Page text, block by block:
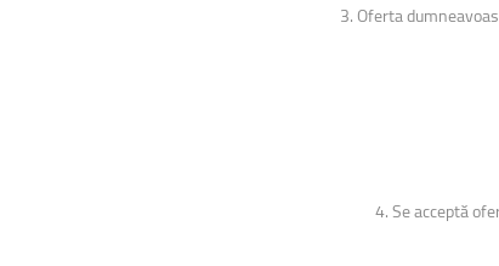
3. Oferta
4. Se acceptă